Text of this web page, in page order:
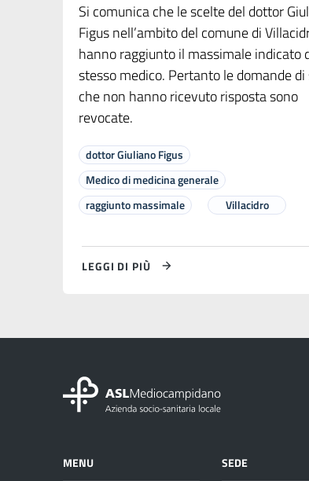
Si comunica che le scelte del dottor
Figus nell’ambito del comune di
hanno raggiunto il massimale indicato
stesso medico. Pertanto le domande
che non hanno ricevuto risposta sono
revocate.
dottor Giuliano Figus
Medico di medicina generale
raggiunto massimale
Villacidro
LEGGI DI PIÙ
MENU SEDE